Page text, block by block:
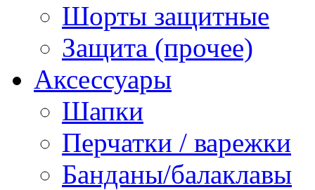
Шорты защитные
Защита (прочее)
Аксессуары
Шапки
Перчатки / варежки
Банданы/балаклавы